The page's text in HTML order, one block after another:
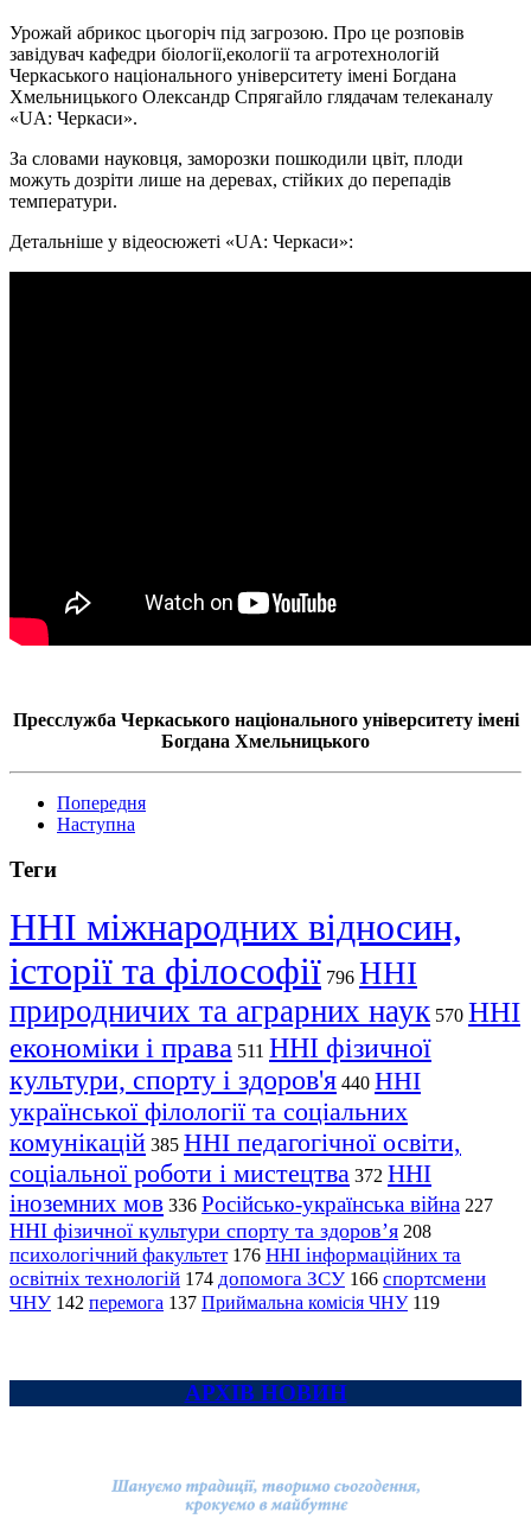
Урожай абрикос цьогоріч під загрозою. Про це розповів
завідувач кафедри біології,екології та агротехнологій
Черкаського національного університету імені Богдана
Хмельницького Олександр Спрягайло глядачам телеканалу
«UA: Черкаси».
За словами науковця, заморозки пошкодили цвіт, плоди
можуть дозріти лише на деревах, стійких до перепадів
температури.
Детальніше у відеосюжеті «UA: Черкаси»:
Пресслужба Черкаського національного університету імені
Богдана Хмельницького
Попередня
Наступна
Теги
ННІ міжнародних відносин,
історії та філософії 796 ННІ
природничих та аграрних наук 570 ННІ
економіки і права 511 ННІ фізичної
культури, спорту і здоров'я 440 ННІ
української філології та соціальних
комунікацій 385 ННІ педагогічної освіти,
соціальної роботи і мистецтва 372 ННІ
іноземних мов 336 Російсько-українська війна 227
ННІ фізичної культури спорту та здоров’я 208
психологічний факультет 176 ННІ інформаційних та
освітніх технологій 174 допомога ЗСУ 166 спортсмени
ЧНУ 142 перемога 137 Приймальна комісія ЧНУ 119
АРХІВ НОВИН